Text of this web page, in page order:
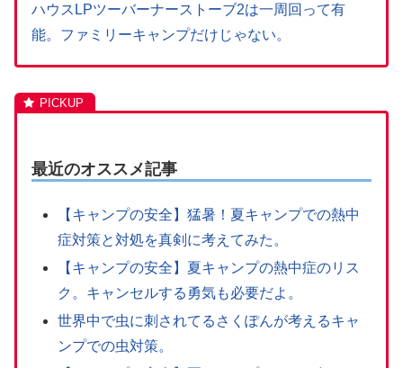
ハウスLPツーバーナーストーブ2は一周回って有
能。ファミリーキャンプだけじゃない。
最近のオススメ記事
【キャンプの安全】猛暑！夏キャンプでの熱中
症対策と対処を真剣に考えてみた。
【キャンプの安全】夏キャンプの熱中症のリス
ク。キャンセルする勇気も必要だよ。
世界中で虫に刺されてるさくぽんが考えるキャ
ンプでの虫対策。